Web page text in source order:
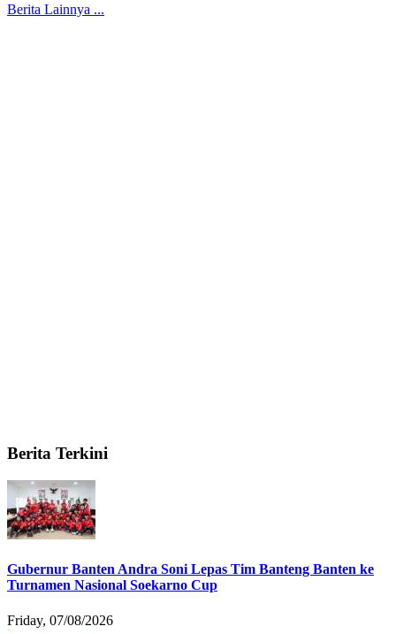
Berita Lainnya ...
Berita Terkini
Gubernur Banten Andra Soni Lepas Tim Banteng Banten ke
Turnamen Nasional Soekarno Cup
Friday, 07/08/2026